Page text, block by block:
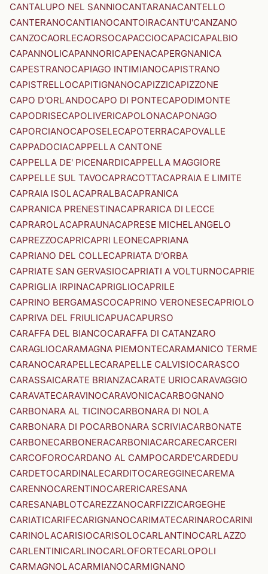
CANTALUPO NEL SANNIOCANTARANACANTELLO
CANTERANOCANTIANOCANTOIRACANTU'CANZANO
CANZOCAORLECAORSOCAPACCIOCAPACICAPALBIO
CAPANNOLICAPANNORICAPENACAPERGNANICA
CAPESTRANOCAPIAGO INTIMIANOCAPISTRANO
CAPISTRELLOCAPITIGNANOCAPIZZICAPIZZONE
CAPO D'ORLANDOCAPO DI PONTECAPODIMONTE
CAPODRISECAPOLIVERICAPOLONACAPONAGO
CAPORCIANOCAPOSELECAPOTERRACAPOVALLE
CAPPADOCIACAPPELLA CANTONE
CAPPELLA DE' PICENARDICAPPELLA MAGGIORE
CAPPELLE SUL TAVOCAPRACOTTACAPRAIA E LIMITE
CAPRAIA ISOLACAPRALBACAPRANICA
CAPRANICA PRENESTINACAPRARICA DI LECCE
CAPRAROLACAPRAUNACAPRESE MICHELANGELO
CAPREZZOCAPRICAPRI LEONECAPRIANA
CAPRIANO DEL COLLECAPRIATA D'ORBA
CAPRIATE SAN GERVASIOCAPRIATI A VOLTURNOCAPRIE
CAPRIGLIA IRPINACAPRIGLIOCAPRILE
CAPRINO BERGAMASCOCAPRINO VERONESECAPRIOLO
CAPRIVA DEL FRIULICAPUACAPURSO
CARAFFA DEL BIANCOCARAFFA DI CATANZARO
CARAGLIOCARAMAGNA PIEMONTECARAMANICO TERME
CARANOCARAPELLECARAPELLE CALVISIOCARASCO
CARASSAICARATE BRIANZACARATE URIOCARAVAGGIO
CARAVATECARAVINOCARAVONICACARBOGNANO
CARBONARA AL TICINOCARBONARA DI NOLA
CARBONARA DI POCARBONARA SCRIVIACARBONATE
CARBONECARBONERACARBONIACARCARECARCERI
CARCOFOROCARDANO AL CAMPOCARDE'CARDEDU
CARDETOCARDINALECARDITOCAREGGINECAREMA
CARENNOCARENTINOCARERICARESANA
CARESANABLOTCAREZZANOCARFIZZICARGEGHE
CARIATICARIFECARIGNANOCARIMATECARINAROCARINI
CARINOLACARISIOCARISOLOCARLANTINOCARLAZZO
CARLENTINICARLINOCARLOFORTECARLOPOLI
CARMAGNOLACARMIANOCARMIGNANO